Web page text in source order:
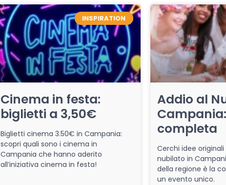
INSPIRATION
Cinema in festa:
biglietti a 3,50€
Biglietti cinema 3.50€ in Campania:
scopri quali sono i cinema in
Campania che hanno aderito
all’iniziativa cinema in festa!
Addio al
completa
Cerchi idee
nubilato in
della regione è la
un evento unico.